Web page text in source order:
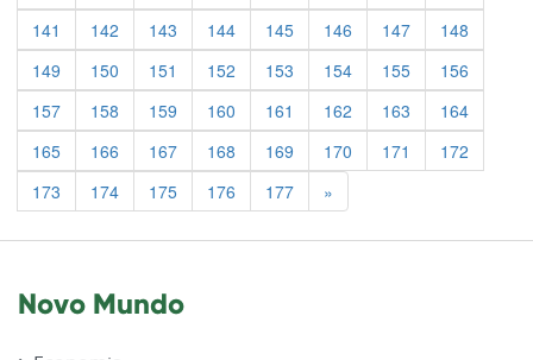
141
142 143 144 145 146 147
148
149
150 151 152 153 154 155
156
157
158 159 160 161 162 163
164
165
166 167 168 169 170 171
172
173
174 175 176 177 »
Novo Mundo